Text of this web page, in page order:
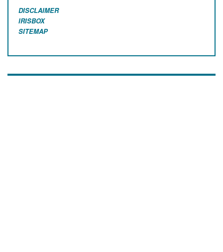
DISCLAIMER
IRISBOX
SITEMAP